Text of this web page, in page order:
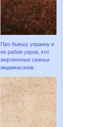
Про бывшу украину и
ее рабов-укров, кто
жертвенные свиньи
жидамасонов :